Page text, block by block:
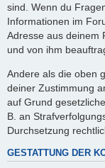
sind. Wenn du
Informationen im
Adresse aus deinem
und von ihm
Andere als die oben
deiner Zustimmung
auf Grund
B. an
Durchsetzung
GESTATTUNG DER